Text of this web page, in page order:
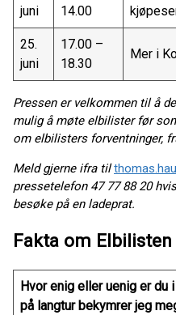
juni
14.00
25.
juni
17.00 –
18.30
Mer i
Pressen er velkommen til å
mulig å møte elbilister før
om elbilisters forventninger,
Meld gjerne ifra til
pressetelefon 47 77 88 20
besøke på en ladeprat.
Fakta om
Hvor enig eller uenig er du
på langtur bekymrer jeg